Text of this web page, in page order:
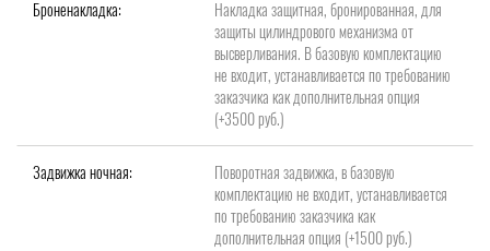
Броненакладка:
Накладка защитная, бронированная, для
защиты цилиндрового механизма от
высверливания. В базовую комплектацию
не входит, устанавливается по требованию
заказчика как дополнительная опция
(+3500 руб.)
Задвижка ночная:
Поворотная задвижка, в базовую
комплектацию не входит, устанавливается
по требованию заказчика как
дополнительная опция (+1500 руб.)